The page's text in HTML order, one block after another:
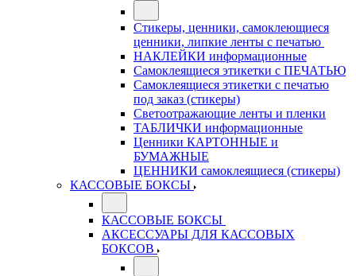
Стикеры, ценники, самоклеющиеся
ценники, липкие ленты с печатью
НАКЛЕЙКИ информационные
Самоклеящиеся этикетки с ПЕЧАТЬЮ
Самоклеящиеся этикетки с печатью
под заказ (стикеры)
Светоотражающие ленты и пленки
ТАБЛИЧКИ информационные
Ценники КАРТОННЫЕ и
БУМАЖНЫЕ
ЦЕННИКИ самоклеящиеся (стикеры)
КАССОВЫЕ БОКСЫ
КАССОВЫЕ БОКСЫ
АКСЕССУАРЫ ДЛЯ КАССОВЫХ
БОКСОВ